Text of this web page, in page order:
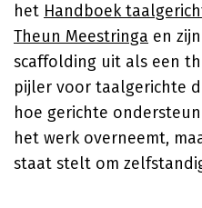
het Handboek
Theun Meestringa en
scaffolding uit als een
pijler voor taalgerichte
hoe gerichte
het werk overneemt,
staat stelt om